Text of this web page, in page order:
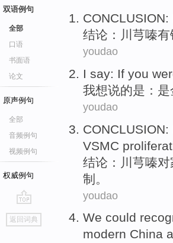
双语例句
全部
口语
书面语
论文
原声例句
全部
音频例句
视频例句
权威例句
go
top
返回词典
CONCLUSION:
结论 ： 川芎嗪有
youdao
I say: If you
我想说的是 ：是
youdao
CONCLUSION:
VSMC
结论 ： 川芎嗪对
制 。
youdao
We could
modern China